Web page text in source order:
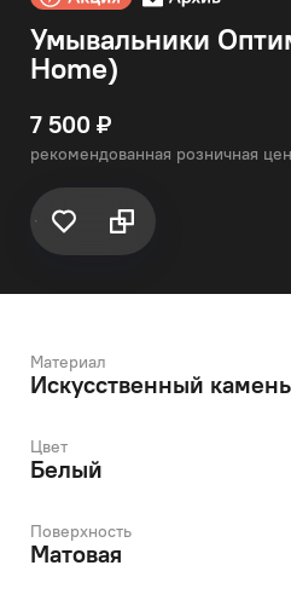
Умывальники
Home)
7 500 ₽
рекомендованная розничная
Материал
Искусственный камень
Цвет
Белый
Поверхность
Матовая